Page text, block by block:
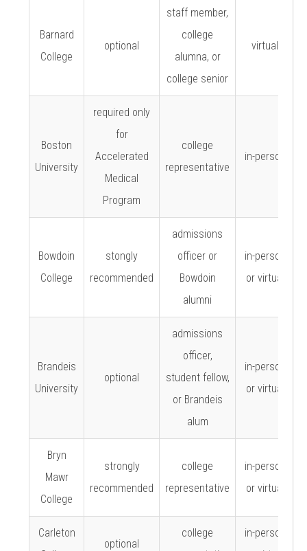
Barnard
College
optional
staff member,
college
alumna, or
college senior
virtual
Boston
University
required only
for
Accelerated
Medical
Program
college
representative
in-person
Bowdoin
College
stongly
recommended
admissions
officer or
Bowdoin
alumni
in-person
or virtual
Brandeis
University
optional
admissions
officer,
student fellow,
or Brandeis
alum
in-person
or virtual
Bryn
Mawr
College
strongly
recommended
college
representative
in-person
or virtual
Carleton
optional
college
in-person